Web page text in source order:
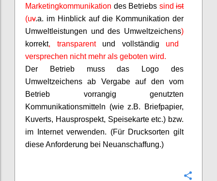
Marketingkommunikation des Betriebs sind ist
(uv.a. im Hinblick auf die Kommunikation der
Umweltleistungen und des Umweltzeichens)
korrekt, transparentund vollständig und
versprechen nicht mehr als geboten wird.
Der Betrieb muss das Logo des
Umweltzeichens ab Vergabe auf den vom
Betrieb vorrangig genutzten
Kommunikationsmitteln (wie z.B. Briefpapier,
Kuverts, Hausprospekt, Speisekarte etc.) bzw.
im Internet verwenden. (Für Drucksorten gilt
diese Anforderung bei Neuanschaffung.)